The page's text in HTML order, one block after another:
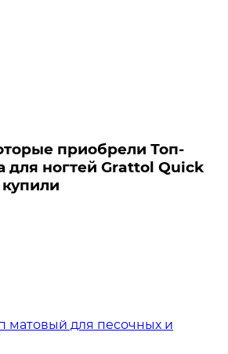
приобрели Топ-
для ногтей Grattol Quick
матовый для песочных и